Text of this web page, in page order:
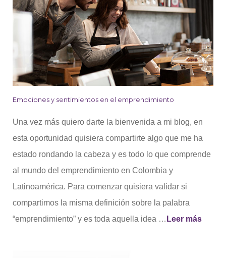
Emociones y sentimientos en el emprendimiento
Una vez más quiero darte la bienvenida a mi blog, en
esta oportunidad quisiera compartirte algo que me ha
estado rondando la cabeza y es todo lo que comprende
al mundo del emprendimiento en Colombia y
Latinoamérica. Para comenzar quisiera validar si
compartimos la misma definición sobre la palabra
“emprendimiento” y es toda aquella idea … Leer más